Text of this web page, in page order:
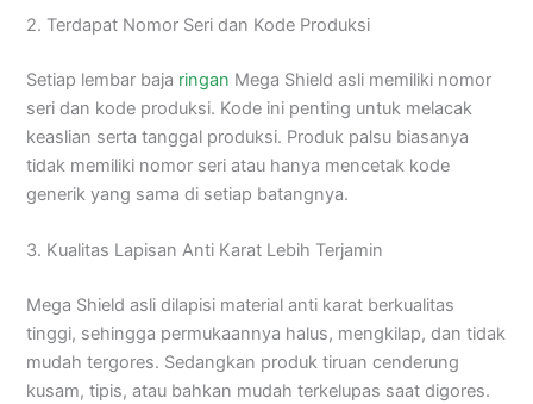
2. Terdapat Nomor Seri dan Kode Produksi
Setiap lembar baja ringan Mega Shield asli memiliki nomor
seri dan kode produksi. Kode ini penting untuk melacak
keaslian serta tanggal produksi. Produk palsu biasanya
tidak memiliki nomor seri atau hanya mencetak kode
generik yang sama di setiap batangnya.
3. Kualitas Lapisan Anti Karat Lebih Terjamin
Mega Shield asli dilapisi material anti karat berkualitas
tinggi, sehingga permukaannya halus, mengkilap, dan tidak
mudah tergores. Sedangkan produk tiruan cenderung
kusam, tipis, atau bahkan mudah terkelupas saat digores.